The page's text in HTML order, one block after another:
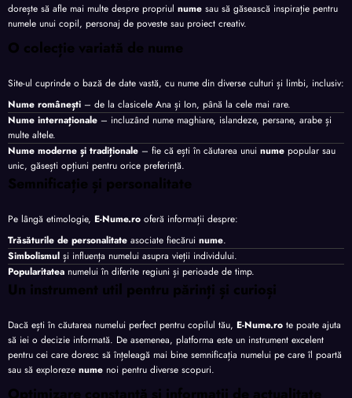
dorește să afle mai multe despre propriul nume sau să găsească inspirație pentru
numele unui copil, personaj de poveste sau proiect creativ.
O colecție variată de nume
Site-ul cuprinde o bază de date vastă, cu nume din diverse culturi și limbi, inclusiv:
Nume românești – de la clasicele Ana și Ion, până la cele mai rare.
Nume internaționale – incluzând nume maghiare, islandeze, persane, arabe și
multe altele.
Nume moderne și tradiționale – fie că ești în căutarea unui nume popular sau
unic, găsești opțiuni pentru orice preferință.
Semnificație și personalitate
Pe lângă etimologie, E-Nume.ro oferă informații despre:
Trăsăturile de personalitate asociate fiecărui nume.
Simbolismul și influența numelui asupra vieții individului.
Popularitatea numelui în diferite regiuni și perioade de timp.
Un instrument util pentru părinți și curioși
Dacă ești în căutarea numelui perfect pentru copilul tău, E-Nume.ro te poate ajuta
să iei o decizie informată. De asemenea, platforma este un instrument excelent
pentru cei care doresc să înțeleagă mai bine semnificația numelui pe care îl poartă
sau să exploreze nume noi pentru diverse scopuri.
Optimizare constantă și informații de actualitate